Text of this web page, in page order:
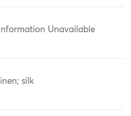
Information Unavailable
linen; silk